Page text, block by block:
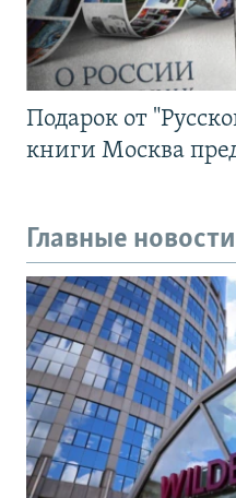
Подарок от
книги Москва
Главные новости